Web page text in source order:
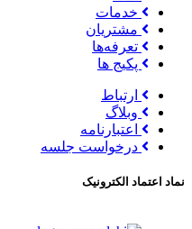
خدمات
مشتریان
تعرفه‌ها
پکیج ها
ارتباط
وبلاگ
اعتبارنامه
درخواست جلسه
نماد اعتماد الکترونیک